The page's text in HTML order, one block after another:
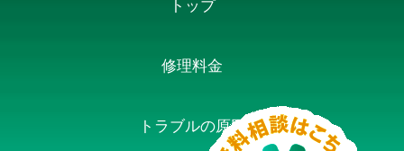
トップ
修理料金
トラブルの原因